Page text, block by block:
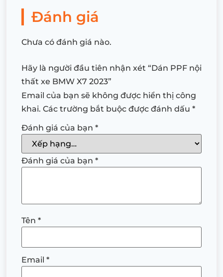
Đánh giá
Chưa có đánh giá nào.
Hãy là người đầu tiên nhận xét “Dán PPF nội
thất xe BMW X7 2023”
Email của bạn sẽ không được hiển thị công
khai. Các trường bắt buộc được đánh dấu *
Đánh giá của bạn *
Đánh giá của bạn *
Tên *
Email *